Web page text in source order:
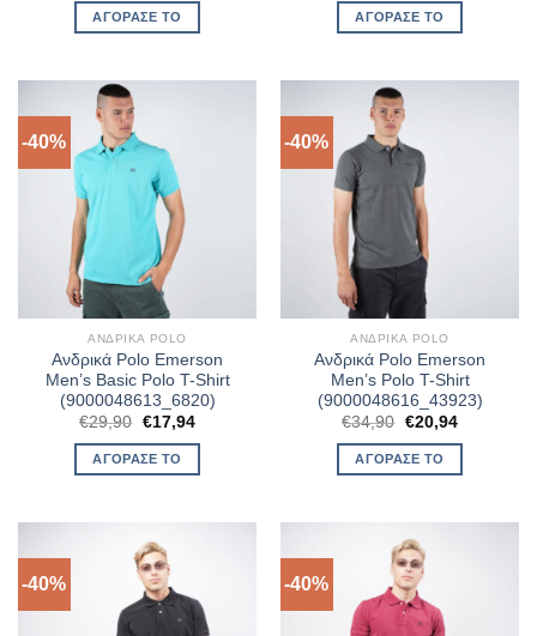
was:
€29,90.
ΑΓΌΡΑΣΈ ΤΟ
was:
€29,90.
ΑΓΌΡΑΣΈ ΤΟ
-40%
ΑΝΔΡΙΚΆ POLO
Ανδρικά Polo Emerson
Men’s Basic Polo T-Shirt
(9000048613_6820)
€29,90 Original
was:
€29,90.
€17,94Η
ΑΓΌΡΑΣΈ ΤΟ
-40%
ΑΝΔΡΙΚΆ POLO
Ανδρικά Polo Emerson
Men’s Polo T-Shirt
(9000048616_43923)
€34,90 Original
was:
€34,90.
€20,94Η
ΑΓΌΡΑΣΈ ΤΟ
-40% -40%